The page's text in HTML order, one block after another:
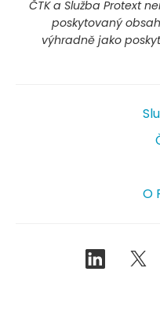
ČTK a Služba Protext
poskytovaný
výhradně jako
O
LinkedIn